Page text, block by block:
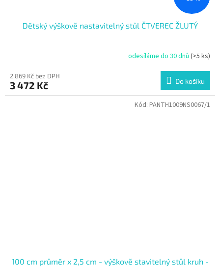
Dětský výškově nastavitelný stůl ČTVEREC ŽLUTÝ
odesíláme do 30 dnů (>5 ks)
2 869 Kč bez DPH
3 472 Kč Do košíku
100 cm průměr x 2,5 cm - výškově stavitelný stůl kruh -
Kód: PANTH1009NS0067/1